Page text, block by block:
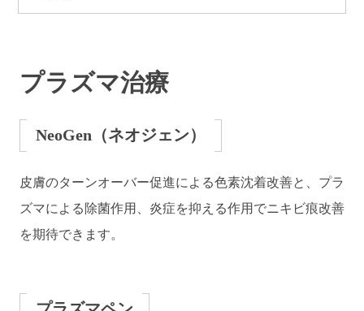
プラズマ治療
NeoGen（ネオジェン）
皮膚のターンオーバー促進による色素沈着改善と、プラ
ズマによる除菌作用、炎症を抑える作用でニキビ痕改善
を期待できます。